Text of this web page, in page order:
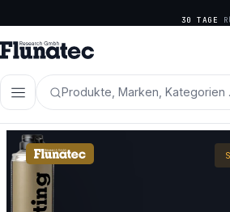
Produkte, Marken, Kategorien